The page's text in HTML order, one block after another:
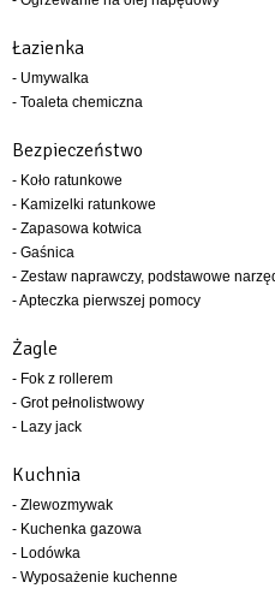
Łazienka
- Umywalka
- Toaleta chemiczna
Bezpieczeństwo
- Koło ratunkowe
- Kamizelki ratunkowe
- Zapasowa kotwica
- Gaśnica
- Zestaw naprawczy, podstawowe
- Apteczka pierwszej pomocy
Żagle
- Fok z rollerem
- Grot pełnolistwowy
- Lazy jack
Kuchnia
- Zlewozmywak
- Kuchenka gazowa
- Lodówka
- Wyposażenie kuchenne